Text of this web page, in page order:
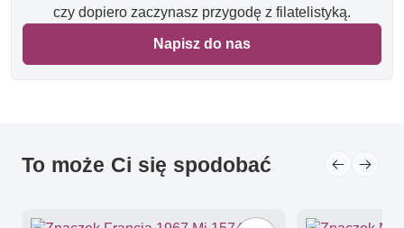
czy dopiero zaczynasz przygodę z filatelistyką.
Napisz do nas
To może Ci się spodobać